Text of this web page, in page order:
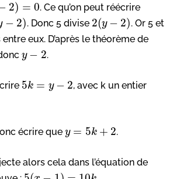
2) = 0. Ce qu’on peut réécrire
− 2). Donc 5 divise 2(y − 2). Or 5 et
eux. D’après le théorème de
y − 2.
5k = y − 2, avec k un entier
écrire que y = 5k + 2.
alors cela dans l’équation de